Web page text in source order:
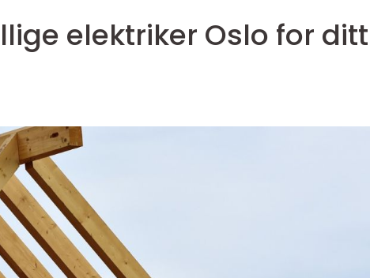
elektriker Oslo for ditt